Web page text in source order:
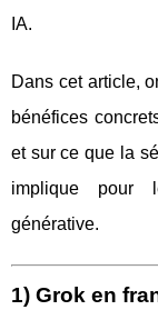
IA.
Dans cet article,
bénéfices
et sur ce que la
implique pour
générative.
1) Grok en